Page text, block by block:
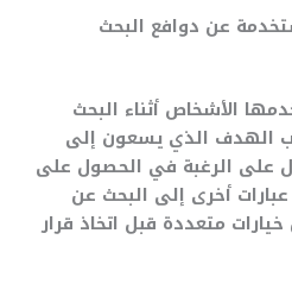
عن دوافع البحث
الأشخاص أثناء البحث
الهدف الذي يسعون إلى
على الرغبة في الحصول على
أخرى إلى البحث عن
متعددة قبل اتخاذ قرار